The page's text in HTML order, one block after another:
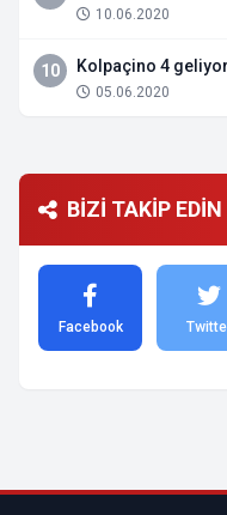
10.06.2020
10 Kolpaçino 4 geliyor
05.06.2020
BİZİ TAKİP EDİN
Facebook